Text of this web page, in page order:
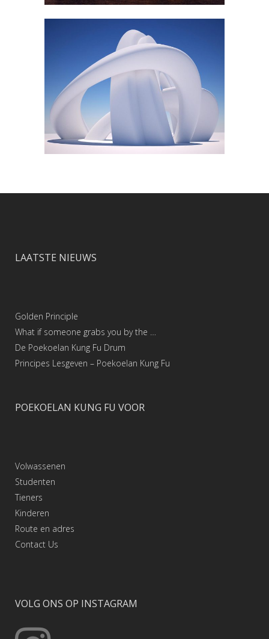
LAATSTE NIEUWS
Golden Principle
What if someone grabs you by the …
De Poekoelan Kung Fu Drum
Principes Lesgeven – Poekoelan Kung Fu
POEKOELAN KUNG FU VOOR
Volwassenen
Studenten
Tieners
Kinderen
Route en adres
Contact Us
VOLG ONS OP INSTAGRAM